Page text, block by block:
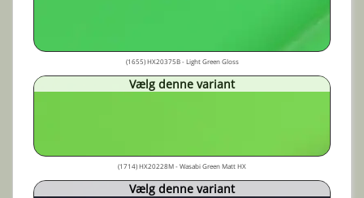
(1655) HX20375B - Light Green Gloss
Vælg denne variant
(1714) HX20228M - Wasabi Green Matt HX
Vælg denne variant